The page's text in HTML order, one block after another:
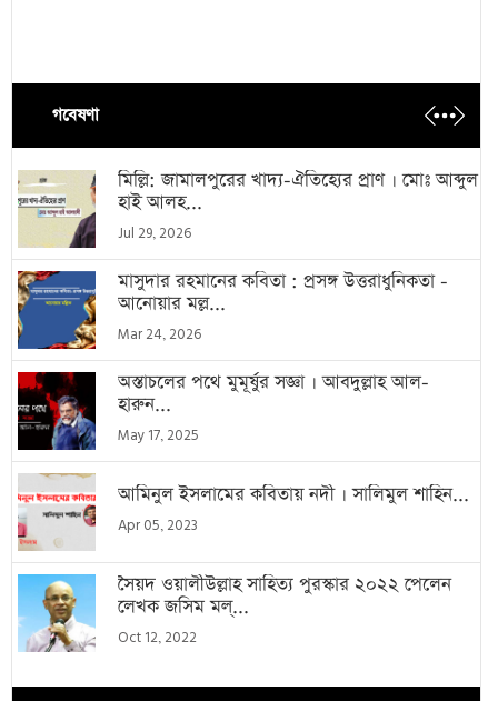
গবেষণা
মিল্লি: জামালপুরের খাদ্য-ঐতিহ্যের প্রাণ । মোঃ আব্দুল
হাই আলহ...
Jul 29, 2026
মাসুদার রহমানের কবিতা : প্রসঙ্গ উত্তরাধুনিকতা -
আনোয়ার মল্ল...
Mar 24, 2026
অস্তাচলের পথে মুমূর্ষুর সজ্ঞা । আবদুল্লাহ আল-
হারুন...
May 17, 2025
আমিনুল ইসলামের কবিতায় নদী । সালিমুল শাহিন...
Apr 05, 2023
সৈয়দ ওয়ালীউল্লাহ সাহিত্য পুরস্কার ২০২২ পেলেন
লেখক জসিম মল্...
Oct 12, 2022